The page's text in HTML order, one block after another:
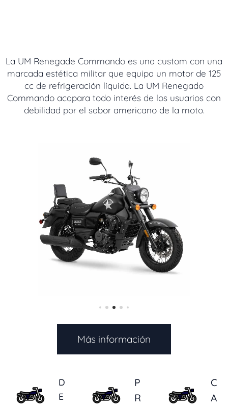
La UM Renegade Commando es una custom con una
marcada estética militar que equipa un motor de 125
cc de refrigeración líquida. La UM Renegado
Commando acapara todo interés de los usuarios con
debilidad por el sabor americano de la moto.
Más información
D
E
P
R
C
A